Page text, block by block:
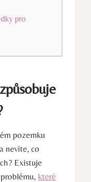
pro
pozemku
⁢nevíte, ⁤co
Existuje
které